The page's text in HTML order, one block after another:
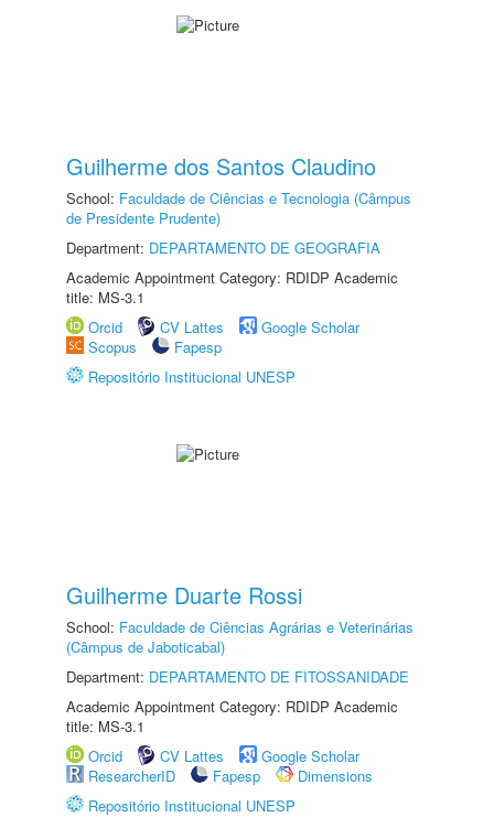
Guilherme dos Santos Claudino
School: Faculdade de Ciências e Tecnologia (Câmpus
de Presidente Prudente)
Department: DEPARTAMENTO DE GEOGRAFIA
Academic Appointment Category: RDIDP Academic
title: MS-3.1
Orcid
CV Lattes
Google Scholar
Scopus
Fapesp
Repositório Institucional UNESP
Guilherme Duarte Rossi
School: Faculdade de Ciências Agrárias e Veterinárias
(Câmpus de Jaboticabal)
Department: DEPARTAMENTO DE FITOSSANIDADE
Academic Appointment Category: RDIDP Academic
title: MS-3.1
Orcid
CV Lattes
Google Scholar
ResearcherID
Fapesp
Dimensions
Repositório Institucional UNESP